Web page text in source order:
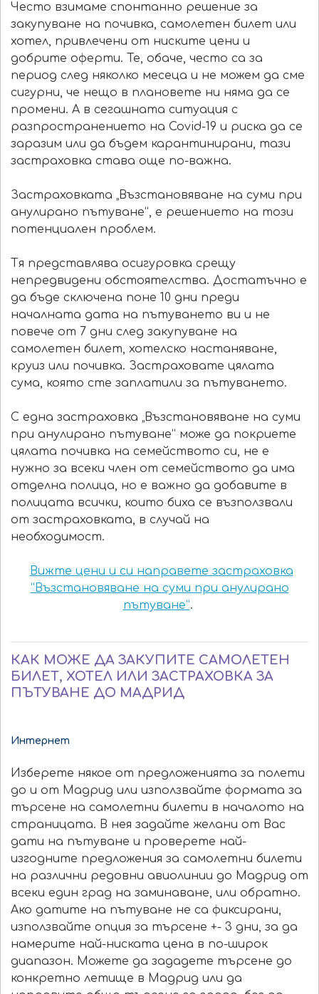
Често взимаме спонтанно решение за
закупуване на почивка, самолетен билет или
хотел, привлечени от ниските цени и
добрите оферти. Те, обаче, често са за
период след няколко месеца и не можем да сме
сигурни, че нещо в плановете ни няма да се
промени. А в сегашната ситуация с
разпространението на Covid-19 и риска да се
заразим или да бъдем карантинирани, тази
застраховка става още по-важна.
Застраховката „Възстановяване на суми при
анулирано пътуване“, е решението на този
потенциален проблем.
Тя представлява осигуровка срещу
непредвидени обстоятелства. Достатъчно е
да бъде сключена поне 10 дни преди
началната дата на пътуването ви и не
повече от 7 дни след закупуване на
самолетен билет, хотелско настаняване,
круиз или почивка. Застраховате цялата
сума, която сте заплатили за пътуването.
С една застраховка „Възстановяване на суми
при анулирано пътуване“ може да покриете
цялата почивка на семейството си, не е
нужно за всеки член от семейството да има
отделна полица, но е важно да добавите в
полицата всички, които биха се възползвали
от застраховката, в случай на
необходимост.
Вижте цени и си направете застраховка
“Възстановяване на суми при анулирано
пътуване”.
КАК МОЖЕ ДА ЗАКУПИТЕ САМОЛЕТЕН
БИЛЕТ, ХОТЕЛ ИЛИ ЗАСТРАХОВКА ЗА
ПЪТУВАНЕ ДО МАДРИД
Интернет
Изберете някое от предложенията за полети
до и от Мадрид или използвайте формата за
търсене на самолетни билети в началото на
страницата. В нея задайте желани от Вас
дати на пътуване и проверете най-
изгодните предложения за самолетни билети
на различни редовни авиолинии до Мадрид от
всеки един град на заминаване, или обратно.
Ако датите на пътуване не са фиксирани,
използвайте опция за търсене +- 3 дни, за да
намерите най-ниската цена в по-широк
диапазон. Можете да зададете търсене до
конкретно летище в Мадрид или да